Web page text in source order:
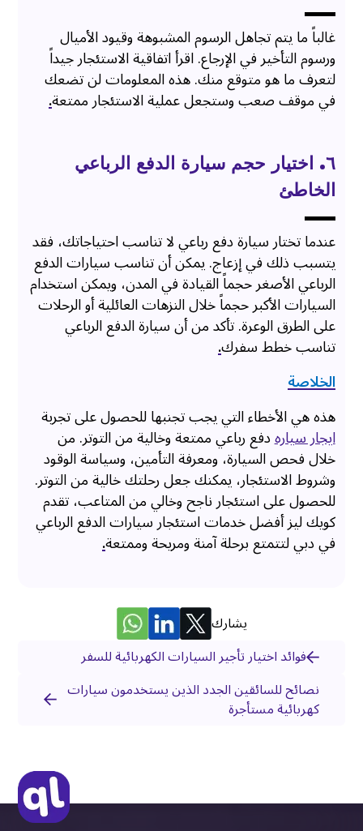
غالباً ما يتم تجاهل الرسوم المشبوهة وقيود الأميال
ورسوم التأخير في الإرجاع. اقرأ اتفاقية الاستئجار جيداً
لتعرف ما هو متوقع منك. هذه المعلومات لن تضعك
في موقف صعب وستجعل عملية الاستئجار ممتعة.
٦. اختيار حجم سيارة الدفع الرباعي
الخاطئ
عندما تختار سيارة دفع رباعي لا تناسب احتياجاتك، فقد
يتسبب ذلك في إزعاج. يمكن أن تناسب سيارات الدفع
الرباعي الأصغر حجماً القيادة في المدن، ويمكن استخدام
السيارات الأكبر حجماً خلال النزهات العائلية أو الرحلات
على الطرق الوعرة. تأكد من أن سيارة الدفع الرباعي
تناسب خطط سفرك.
الخلاصة
هذه هي الأخطاء التي يجب تجنبها للحصول على تجربة
ايجار سيارهدفع رباعي ممتعة وخالية من التوتر. من
خلال فحص السيارة، ومعرفة التأمين، وسياسة الوقود
وشروط الاستئجار، يمكنك جعل رحلتك خالية من التوتر.
للحصول على استئجار ناجح وخالي من المتاعب، تقدم
كويك ليز أفضل خدمات استئجار سيارات الدفع الرباعي
في دبي لتتمتع برحلة آمنة ومريحة وممتعة.
يشارك
فوائد اختيار تأجير السيارات الكهربائية للسفر
نصائح للسائقين الجدد الذين يستخدمون سيارات
كهربائية مستأجرة